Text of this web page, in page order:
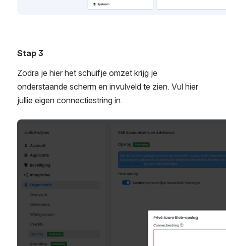
Stap 3
Zodra je hier het schuifje omzet krijg je
onderstaande scherm en invulveld te zien. Vul hier
jullie eigen connectiestring in.